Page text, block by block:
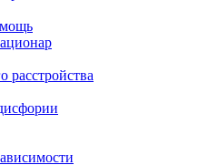
расстройства